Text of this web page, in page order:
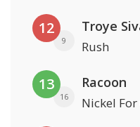
12
9
Troye
Rush
13
16
Racoon
Nickel